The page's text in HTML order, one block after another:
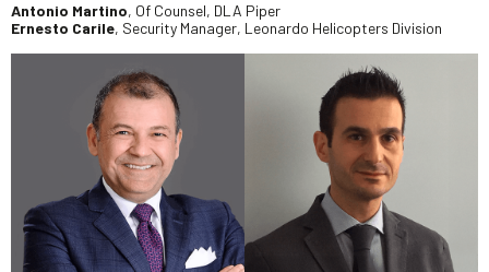
Antonio Martino, Of Counsel, DLA Piper
Ernesto Carile, Security Manager, Leonardo Helicopters Division